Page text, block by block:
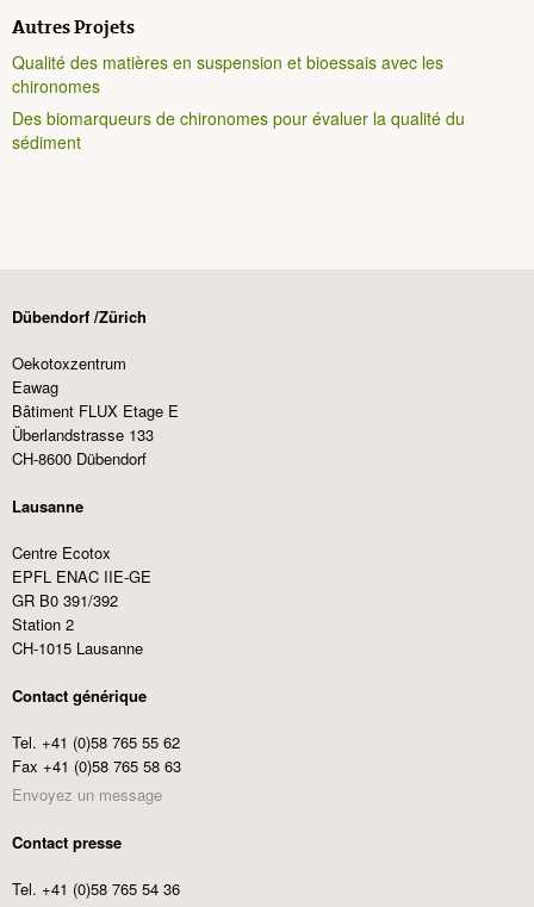
Autres Projets
Qualité des matières en suspension et bioessais avec les
chironomes
Des biomarqueurs de chironomes pour évaluer la qualité du
sédiment
Dübendorf /Zürich
Oekotoxzentrum
Eawag
Bâtiment FLUX Etage E
Überlandstrasse 133
CH-8600 Dübendorf
Lausanne
Centre Ecotox
EPFL ENAC IIE-GE
GR B0 391/392
Station 2
CH-1015 Lausanne
Contact générique
Tel. +41 (0)58 765 55 62
Fax +41 (0)58 765 58 63
Envoyez un message
Contact presse
Tel. +41 (0)58 765 54 36